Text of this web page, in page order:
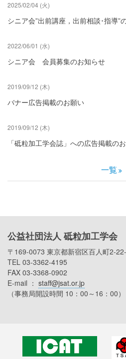
2025/02/04 (火)
シニア会”出前講座，出前相談･指導”
2022/06/01 (水)
シニア会 会員募集のお知らせ
2019/09/12 (木)
バナー広告掲載のお願い
2019/09/12 (木)
「砥粒加工学会誌」への広告掲載の
一覧
公益社団法人 砥粒加工学会
〒169-0073 東京都新宿区百人町2-
TEL 03-3362-4195
FAX 03-3368-0902
E-mail ： staff@jsat.or.jp
（事務局開設時間 10：00～16：00）